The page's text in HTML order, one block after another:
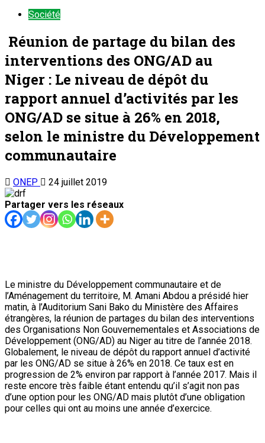
Société
Réunion de partage du bilan des
interventions des ONG/AD au
Niger : Le niveau de dépôt du
rapport annuel d’activités par les
ONG/AD se situe à 26% en 2018,
selon le ministre du Développement
communautaire
ONEP
24 juillet 2019
Partager vers les réseaux
Le ministre du Développement communautaire et de
l’Aménagement du territoire, M. Amani Abdou a présidé hier
matin, à l’Auditorium Sani Bako du Ministère des Affaires
étrangères, la réunion de partages du bilan des interventions
des Organisations Non Gouvernementales et Associations de
Développement (ONG/AD) au Niger au titre de l’année 2018.
Globalement, le niveau de dépôt du rapport annuel d’activité
par les ONG/AD se situe à 26% en 2018. Ce taux est en
progression de 2% environ par rapport à l’année 2017. Mais il
reste encore très faible étant entendu qu’il s’agit non pas
d’une option pour les ONG/AD mais plutôt d’une obligation
pour celles qui ont au moins une année d’exercice.